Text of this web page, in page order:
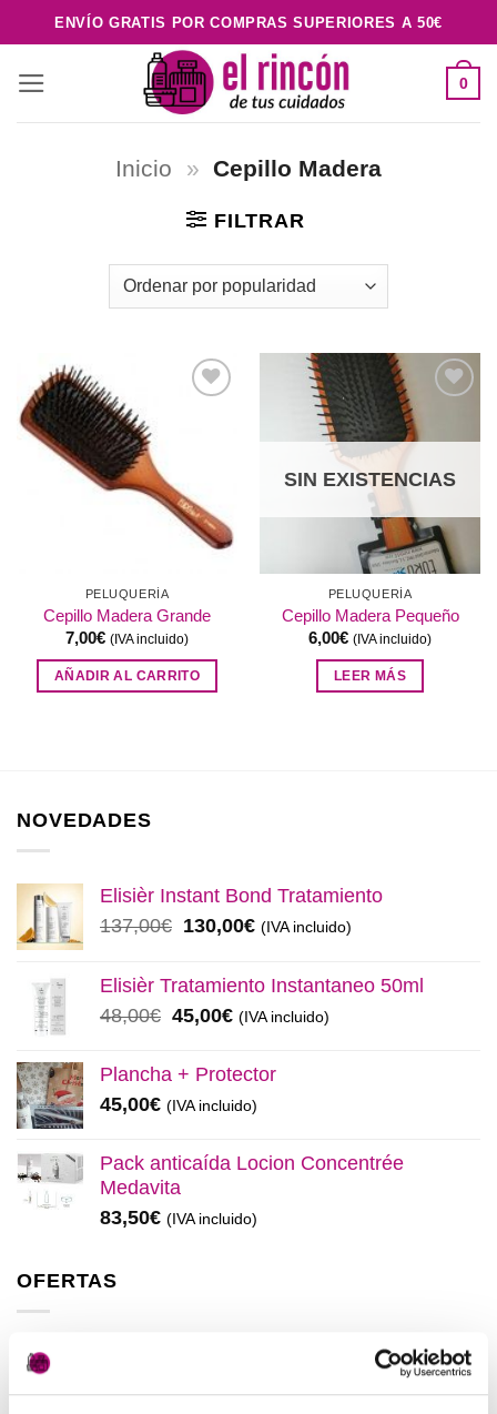
al
contenido
ENVÍO GRATIS POR COMPRAS SUPERIORES A 50€
0
Inicio » Cepillo Madera
FILTRAR
PELUQUERÍA
Cepillo Madera Grande
7,00€ (IVA incluido)
AÑADIR AL CARRITO
SIN EXISTENCIAS
PELUQUERÍA
Cepillo Madera Pequeño
6,00€ (IVA incluido)
LEER MÁS
NOVEDADES
Elisièr Instant Bond Tratamiento
137,00€ El
original
137,00€.
130,00€El
actual
130,00€.
(IVA incluido)
Elisièr Tratamiento Instantaneo 50ml
48,00€ El
original
48,00€.
45,00€El
actual
45,00€.
(IVA incluido)
Plancha + Protector
45,00€ (IVA incluido)
Pack anticaída Locion Concentrée
Medavita
83,50€ (IVA incluido)
OFERTAS
Elisièr Instant Bond Tratamiento